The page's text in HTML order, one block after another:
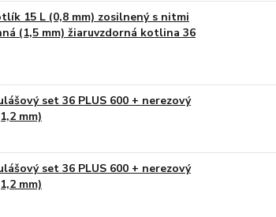
15 L (0,8 mm) zosilnený s nitmi
(1,5 mm) žiaruvzdorná kotlina 36
set 36 PLUS 600 + nerezový
mm)
set 36 PLUS 600 + nerezový
mm)